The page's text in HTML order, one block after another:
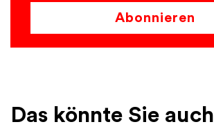
Abonnieren
Das könnte Sie auch